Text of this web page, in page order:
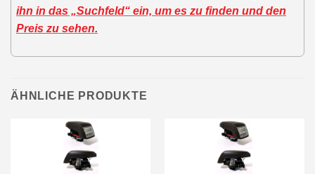
ihn in das „Suchfeld“ ein, um es zu finden und den
Preis zu sehen.
ÄHNLICHE PRODUKTE